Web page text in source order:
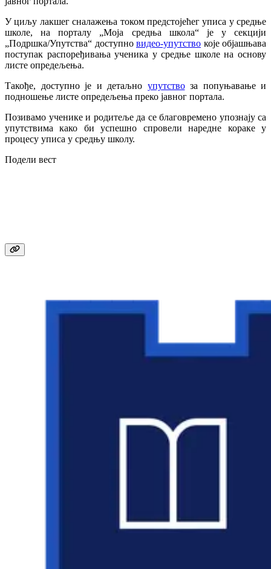
У циљу лакшег сналажења током предстојећег уписа у средње
школе, на порталу „Моја средња школа“ је у секцији
„Подршка/Упутства“ доступно видео-упутство које објашњава
поступак распоређивања ученика у средње школе на основу
листе опредељења.
Такође, доступно је и детаљно упутствоза попуњавање и
подношење листе опредељења преко јавног портала.
Позивамо ученике и родитеље да се благовремено упознају са
упутствима како би успешно спровели наредне кораке у
процесу уписа у средњу школу.
Подели вест